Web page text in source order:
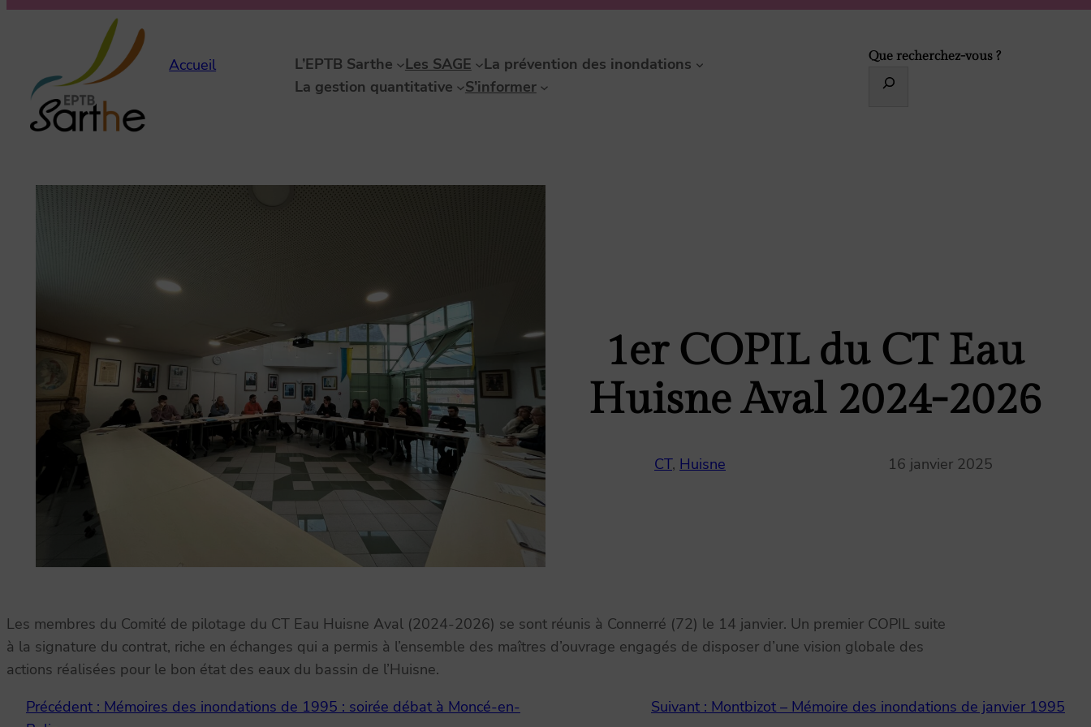
Accueil L’EPTB Sarthe Les SAGE
La prévention des inondations
La gestion quantitative
S’informer
Que recherchez-vous ?
1er COPIL du CT Eau
Huisne Aval 2024-2026
CT, Huisne 16 janvier 2025
Les membres du Comité de pilotage du CT Eau Huisne Aval (2024-2026) se sont réunis à Connerré (72) le 14 janvier. Un premier COPIL suite
à la signature du contrat, riche en échanges qui a permis à l’ensemble des maîtres d’ouvrage engagés de disposer d’une vision globale des
actions réalisées pour le bon état des eaux du bassin de l’Huisne.
Précédent : Mémoires des inondations de 1995 : soirée débat à Moncé-en-
Suivant : Montbizot – Mémoire des inondations de janvier 1995